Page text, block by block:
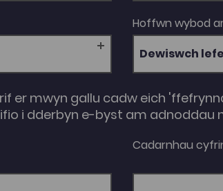
Hoffwn wybod
Dewiswch
er mwyn gallu cadw eich
i dderbyn e-byst am adnoddau
Cadarnhau